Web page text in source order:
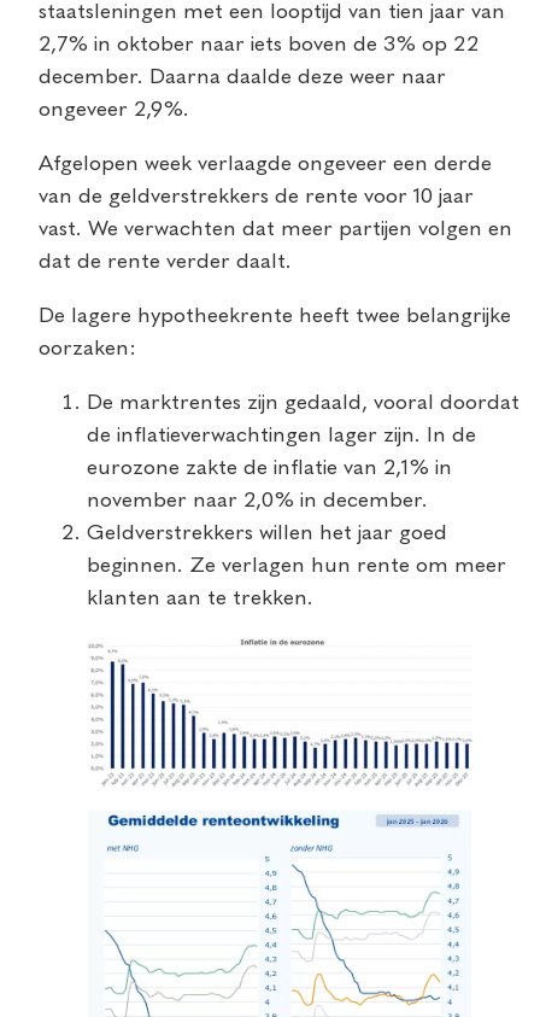
staatsleningen met een looptijd van tien jaar van
2,7% in oktober naar iets boven de 3% op 22
december. Daarna daalde deze weer naar
ongeveer 2,9%.
Afgelopen week verlaagde ongeveer een derde
van de geldverstrekkers de rente voor 10 jaar
vast. We verwachten dat meer partijen volgen en
dat de rente verder daalt.
De lagere hypotheekrente heeft twee belangrijke
oorzaken:
De marktrentes zijn gedaald, vooral doordat
de inflatieverwachtingen lager zijn. In de
eurozone zakte de inflatie van 2,1% in
november naar 2,0% in december.
Geldverstrekkers willen het jaar goed
beginnen. Ze verlagen hun rente om meer
klanten aan te trekken.